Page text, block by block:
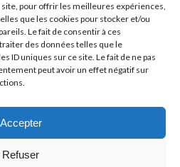
pour offrir les meilleures expériences,
que les cookies pour stocker et/ou
Le fait de consentir à ces
des données telles que le
ID uniques sur ce site. Le fait de ne pas
peut avoir un effet négatif sur
Accepter
Refuser